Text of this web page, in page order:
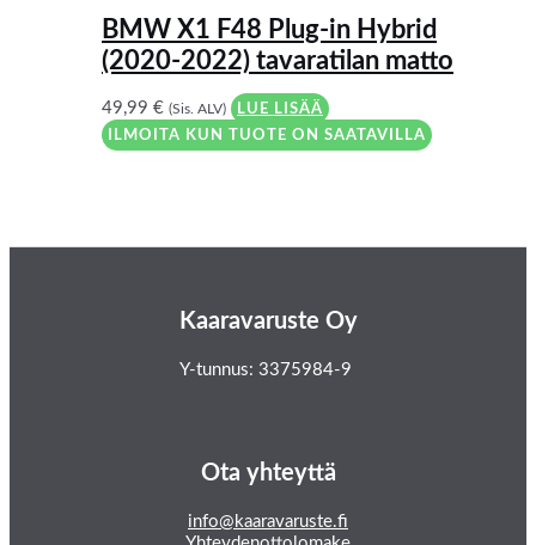
BMW X1 F48 Plug-in Hybrid
(2020-2022) tavaratilan matto
49,99€ (Sis. ALV)
LUE LISÄÄ
ILMOITA KUN TUOTE ON SAATAVILLA
Kaaravaruste Oy
Y-tunnus: 3375984-9
Ota yhteyttä
info@kaaravaruste.fi